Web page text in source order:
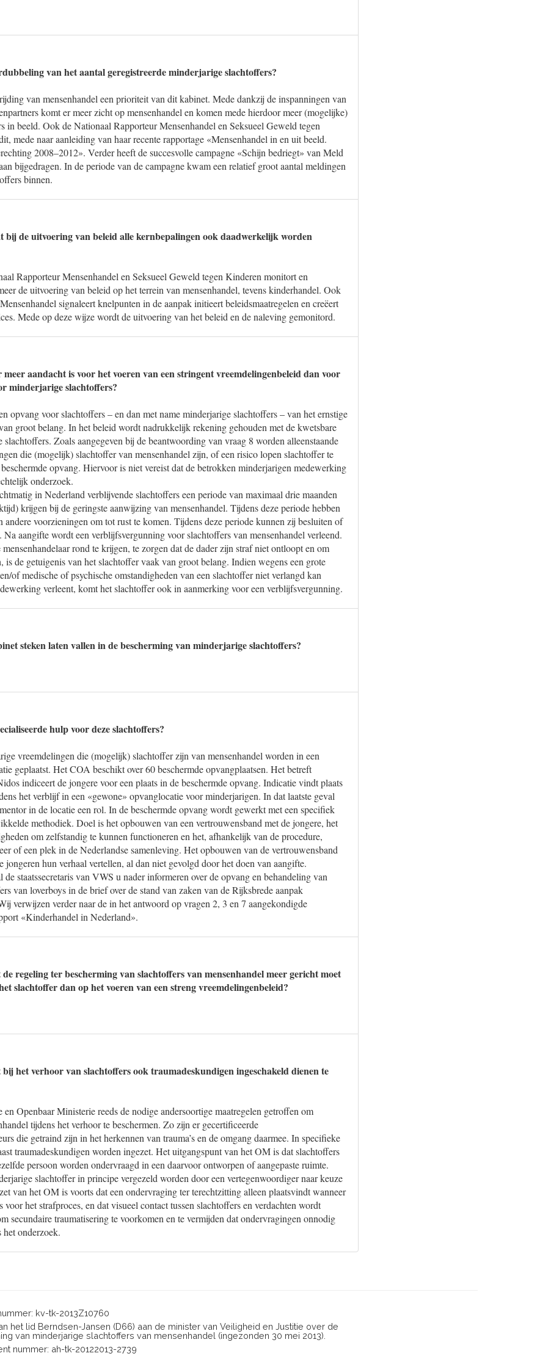
van het aantal geregistreerde minderjarige slachtoffers?
van mensenhandel een prioriteit van dit kabinet. Mede dankzij de inspanningen van
komt er meer zicht op mensenhandel en komen mede hierdoor meer (mogelijke)
in beeld. Ook de Nationaal Rapporteur Mensenhandel en Seksueel Geweld tegen
mede naar aanleiding van haar recente rapportage «Mensenhandel in en uit beeld.
2008–2012». Verder heeft de succesvolle campagne «Schijn bedriegt» van Meld
bijgedragen. In de periode van de campagne kwam een relatief groot aantal meldingen
binnen.
bij de uitvoering van beleid alle kernbepalingen ook daadwerkelijk worden
Rapporteur Mensenhandel en Seksueel Geweld tegen Kinderen monitort en
de uitvoering van beleid op het terrein van mensenhandel, tevens kinderhandel. Ook
signaleert knelpunten in de aanpak initieert beleidsmaatregelen en creëert
Mede op deze wijze wordt de uitvoering van het beleid en de naleving gemonitord.
aandacht is voor het voeren van een stringent vreemdelingenbeleid dan voor
minderjarige slachtoffers?
opvang voor slachtoffers – en dan met name minderjarige slachtoffers – van het ernstige
groot belang. In het beleid wordt nadrukkelijk rekening gehouden met de kwetsbare
Zoals aangegeven bij de beantwoording van vraag 8 worden alleenstaande
die (mogelijk) slachtoffer van mensenhandel zijn, of een risico lopen slachtoffer te
opvang. Hiervoor is niet vereist dat de betrokken minderjarigen medewerking
onderzoek.
in Nederland verblijvende slachtoffers een periode van maximaal drie maanden
krijgen bij de geringste aanwijzing van mensenhandel. Tijdens deze periode hebben
andere voorzieningen om tot rust te komen. Tijdens deze periode kunnen zij besluiten of
aangifte wordt een verblijfsvergunning voor slachtoffers van mensenhandel verleend.
rond te krijgen, te zorgen dat de dader zijn straf niet ontloopt en om
is de getuigenis van het slachtoffer vaak van groot belang. Indien wegens een grote
of medische of psychische omstandigheden van een slachtoffer niet verlangd kan
verleent, komt het slachtoffer ook in aanmerking voor een verblijfsvergunning.
steken laten vallen in de bescherming van minderjarige slachtoffers?
hulp voor deze slachtoffers?
vreemdelingen die (mogelijk) slachtoffer zijn van mensenhandel worden in een
geplaatst. Het COA beschikt over 60 beschermde opvangplaatsen. Het betreft
indiceert de jongere voor een plaats in de beschermde opvang. Indicatie vindt plaats
het verblijf in een «gewone» opvanglocatie voor minderjarigen. In dat laatste geval
in de locatie een rol. In de beschermde opvang wordt gewerkt met een specifiek
methodiek. Doel is het opbouwen van een vertrouwensband met de jongere, het
om zelfstandig te kunnen functioneren en het, afhankelijk van de procedure,
of een plek in de Nederlandse samenleving. Het opbouwen van de vertrouwensband
jongeren hun verhaal vertellen, al dan niet gevolgd door het doen van aangifte.
de staatssecretaris van VWS u nader informeren over de opvang en behandeling van
van loverboys in de brief over de stand van zaken van de Rijksbrede aanpak
verwijzen verder naar de in het antwoord op vragen 2, 3 en 7 aangekondigde
«Kinderhandel in Nederland».
regeling ter bescherming van slachtoffers van mensenhandel meer gericht moet
slachtoffer dan op het voeren van een streng vreemdelingenbeleid?
het verhoor van slachtoffers ook traumadeskundigen ingeschakeld dienen te
Openbaar Ministerie reeds de nodige andersoortige maatregelen getroffen om
tijdens het verhoor te beschermen. Zo zijn er gecertificeerde
die getraind zijn in het herkennen van trauma’s en de omgang daarmee. In specifieke
traumadeskundigen worden ingezet. Het uitgangspunt van het OM is dat slachtoffers
persoon worden ondervraagd in een daarvoor ontworpen of aangepaste ruimte.
slachtoffer in principe vergezeld worden door een vertegenwoordiger naar keuze
van het OM is voorts dat een ondervraging ter terechtzitting alleen plaatsvindt wanneer
het strafproces, en dat visueel contact tussen slachtoffers en verdachten wordt
secundaire traumatisering te voorkomen en te vermijden dat ondervragingen onnodig
onderzoek.
kv-tk-2013Z10760
het lid Berndsen-Jansen (D66) aan de minister van Veiligheid en Justitie over de
van minderjarige slachtoffers van mensenhandel (ingezonden 30 mei 2013).
nummer: ah-tk-20122013-2739